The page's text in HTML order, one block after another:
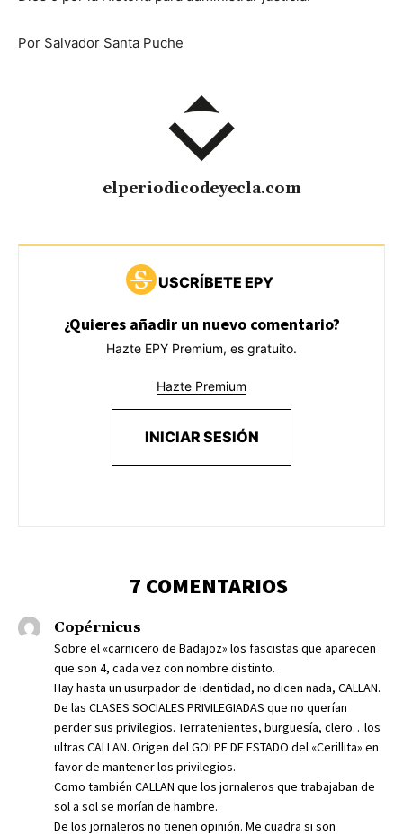
Por Salvador Santa Puche
elperiodicodeyecla.com
USCRÍBETE EPY
¿Quieres añadir un nuevo comentario?
Hazte EPY Premium, es gratuito.
Hazte Premium
INICIAR SESIÓN
7 COMENTARIOS
Copérnicus
Sobre el «carnicero de Badajoz» los fascistas que aparecen
que son 4, cada vez con nombre distinto.
Hay hasta un usurpador de identidad, no dicen nada, CALLAN.
De las CLASES SOCIALES PRIVILEGIADAS que no querían
perder sus privilegios. Terratenientes, burguesía, clero…los
ultras CALLAN. Origen del GOLPE DE ESTADO del «Cerillita» en
favor de mantener los privilegios.
Como también CALLAN que los jornaleros que trabajaban de
sol a sol se morían de hambre.
De los jornaleros no tienen opinión. Me cuadra si son